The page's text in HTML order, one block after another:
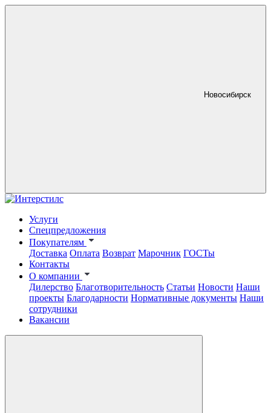
Новосибирск
Услуги
Спецпредложения
Покупателям
Доставка Оплата Возврат Марочник ГОСТы
Контакты
О компании
Дилерство Благотворительность Статьи Новости Наши
проекты Благодарности Нормативные документы Наши
сотрудники
Вакансии